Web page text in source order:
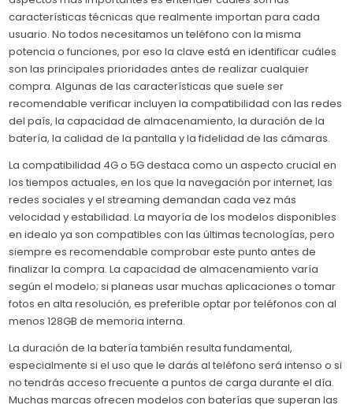
características técnicas que realmente importan para cada
usuario. No todos necesitamos un teléfono con la misma
potencia o funciones, por eso la clave está en identificar cuáles
son las principales prioridades antes de realizar cualquier
compra. Algunas de las características que suele ser
recomendable verificar incluyen la compatibilidad con las redes
del país, la capacidad de almacenamiento, la duración de la
batería, la calidad de la pantalla y la fidelidad de las cámaras.
La compatibilidad 4G o 5G destaca como un aspecto crucial en
los tiempos actuales, en los que la navegación por internet, las
redes sociales y el streaming demandan cada vez más
velocidad y estabilidad. La mayoría de los modelos disponibles
en idealo ya son compatibles con las últimas tecnologías, pero
siempre es recomendable comprobar este punto antes de
finalizar la compra. La capacidad de almacenamiento varía
según el modelo; si planeas usar muchas aplicaciones o tomar
fotos en alta resolución, es preferible optar por teléfonos con al
menos 128GB de memoria interna.
La duración de la batería también resulta fundamental,
especialmente si el uso que le darás al teléfono será intenso o si
no tendrás acceso frecuente a puntos de carga durante el día.
Muchas marcas ofrecen modelos con baterías que superan las